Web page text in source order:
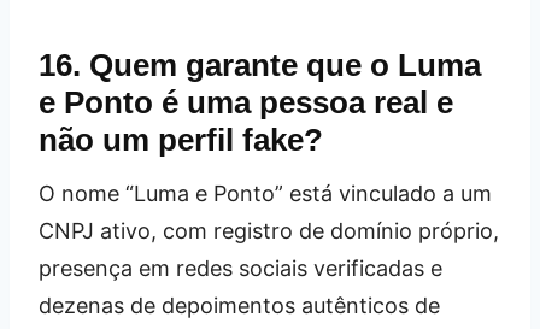
16. Quem garante que o Luma
e Ponto é uma pessoa real e
não um perfil fake?
O nome “Luma e Ponto” está vinculado a um
CNPJ ativo, com registro de domínio próprio,
presença em redes sociais verificadas e
dezenas de depoimentos autênticos de